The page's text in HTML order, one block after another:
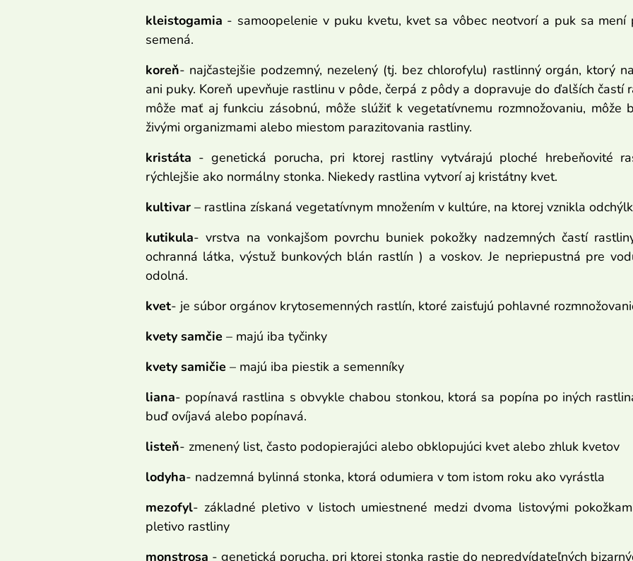
kleistogamia - samoopelenie v puku kvetu, kvet sa vôbec neotvorí a puk sa mení
semená.
koreň- najčastejšie podzemný, nezelený (tj. bez chlorofylu) rastlinný orgán, ktorý
ani puky. Koreň upevňuje rastlinu v pôde, čerpá z pôdy a dopravuje do ďalších častí
môže mať aj funkciu zásobnú, môže slúžiť k vegetatívnemu rozmnožovaniu, môže
živými organizmami alebo miestom parazitovania rastliny.
kristáta - genetická porucha, pri ktorej rastliny vytvárajú ploché hrebeňovité
rýchlejšie ako normálny stonka. Niekedy rastlina vytvorí aj kristátny kvet.
kultivar– rastlina získaná vegetatívnym množením v kultúre, na ktorej vznikla
kutikula- vrstva na vonkajšom povrchu buniek pokožky nadzemných častí
ochranná látka, výstuž bunkových blán rastlín ) a voskov. Je nepriepustná pre
odolná.
kvet- je súbor orgánov krytosemenných rastlín, ktoré zaisťujú pohlavné
kvety samčie – majú iba tyčinky
kvety samičie – majú iba piestik a semenníky
liana- popínavá rastlina s obvykle chabou stonkou, ktorá sa popína po iných
buď ovíjavá alebo popínavá.
listeň- zmenený list, často podopierajúci alebo obklopujúci kvet alebo zhluk kvetov
lodyha- nadzemná bylinná stonka, ktorá odumiera v tom istom roku ako vyrástla
mezofyl- základné pletivo v listoch umiestnené medzi dvoma listovými
pletivo rastliny
monstrosa - genetická porucha, pri ktorej stonka rastie do nepredvídateľných